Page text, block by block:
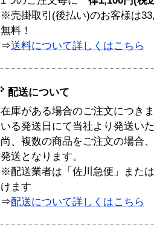
※売掛取引(後払い)のお客様は
無料！
⇒送料について詳しくはこちら
配送について
在庫がある場合のご注文につき
いる発送日にて当社より発送い
尚、複数の商品をご注文の場合
発送となります。
※配送業者は「佐川急便」また
けます
⇒配送について詳しくはこちら